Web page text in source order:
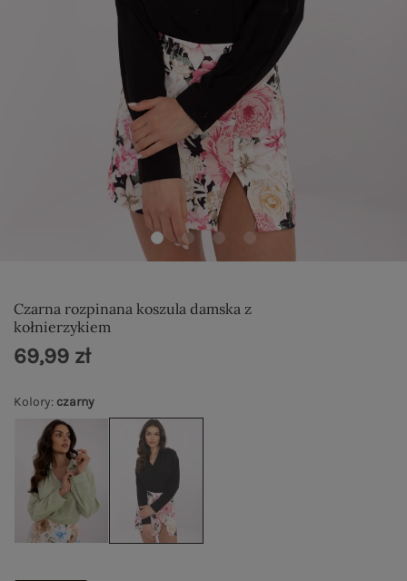
Czarna rozpinana koszula damska z
kołnierzykiem
Kolory: czarny
69,99 zł